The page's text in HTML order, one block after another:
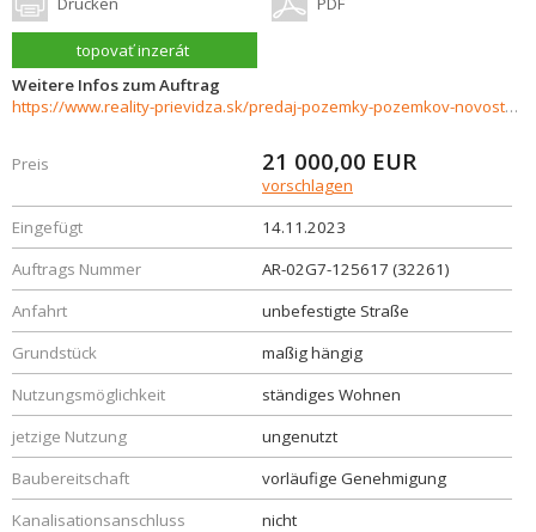
topovať inzerát
Weitere Infos zum Auftrag
https://www.reality-prievidza.sk/predaj-pozemky-pozemkov-novostavby/Pozemok--686-m2--na-predaj-Nova-Lehota-32261/?utm_source=areality&utm_medium=xml&utm_term=32261&utm_content=chalupa&utm_campaign=portaly
Preis 21 000,00 EUR
vorschlagen
Eingefügt
14.11.2023
Auftrags Nummer
AR-02G7-125617 (32261)
Anfahrt
unbefestigte Straße
Grundstück
maßig hängig
Nutzungsmöglichkeit
ständiges Wohnen
jetzige Nutzung
ungenutzt
Baubereitschaft
vorläufige Genehmigung
Kanalisationsanschluss
nicht